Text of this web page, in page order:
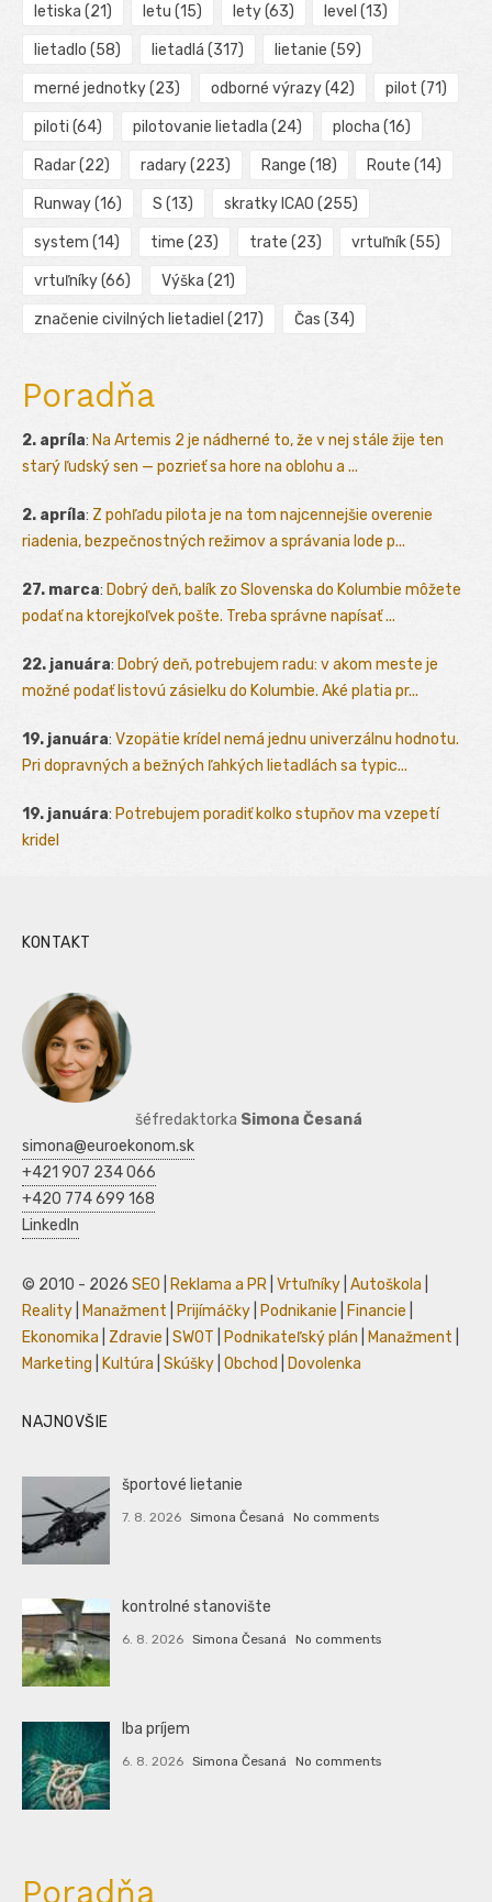
letiska (21) letu (15) lety(63) level (13)
lietadlo (58) lietadlá (317) lietanie (59)
merné jednotky(23) odborné výrazy(42) pilot (71)
piloti (64) pilotovanie lietadla (24) plocha (16)
Radar(22) radary(223) Range (18) Route (14)
Runway(16) S (13) skratky ICAO (255)
system (14) time (23) trate (23) vrtuľník(55)
vrtuľníky(66) Výška (21)
značenie civilných lietadiel (217) Čas (34)
Poradňa
2. apríla: Na Artemis 2 je nádherné to, že v nej stále žije ten
starý ľudský sen — pozrieť sa hore na oblohu a ...
2. apríla: Z pohľadu pilota je na tom najcennejšie overenie
riadenia, bezpečnostných režimov a správania lode p...
27. marca: Dobrý deň, balík zo Slovenska do Kolumbie môžete
podať na ktorejkoľvek pošte. Treba správne napísať ...
22. januára: Dobrý deň, potrebujem radu: v akom meste je
možné podať listovú zásielku do Kolumbie. Aké platia pr...
19. januára: Vzopätie krídel nemá jednu univerzálnu hodnotu.
Pri dopravných a bežných ľahkých lietadlách sa typic...
19. januára: Potrebujem poradiť kolko stupňov ma vzepetí
kridel
KONTAKT
šéfredaktorka Simona Česaná
simona@euroekonom.sk
+421 907 234 066
+420 774 699 168
LinkedIn
© 2010 - 2026 SEO Reklama a PR Vrtuľníky Autoškola
Reality
Manažment Prijímáčky Podnikanie Financie
Ekonomika
Zdravie SWOT Podnikateľský plán Manažment
Marketing
Kultúra Skúšky Obchod Dovolenka
NAJNOVŠIE
športové lietanie
7. 8. 2026 Simona Česaná No comments
kontrolné stanovište
6. 8. 2026 Simona Česaná No comments
Iba príjem
6. 8. 2026 Simona Česaná No comments
Poradňa